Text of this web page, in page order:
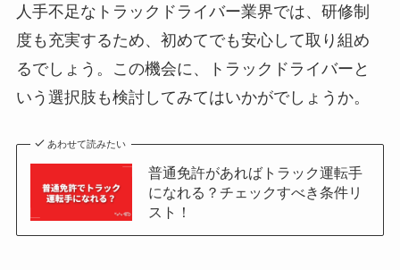
人手不足なトラックドライバー業界では、研修制
度も充実するため、初めてでも安心して取り組め
るでしょう。この機会に、トラックドライバーと
いう選択肢も検討してみてはいかがでしょうか。
あわせて読みたい
普通免許があればトラック運転手
になれる？チェックすべき条件リ
スト！